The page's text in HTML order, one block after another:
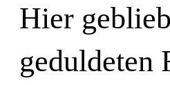
Hier
geduldeten